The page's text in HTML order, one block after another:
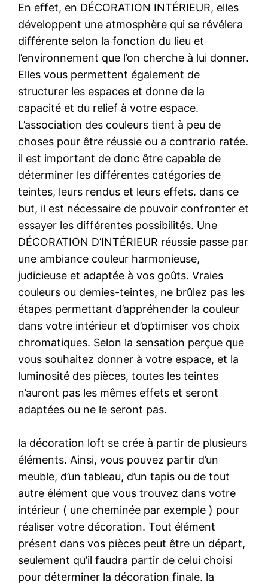
En effet, en DÉCORATION INTÉRIEUR, elles
développent une atmosphère qui se révélera
différente selon la fonction du lieu et
l’environnement que l’on cherche à lui donner.
Elles vous permettent également de
structurer les espaces et donne de la
capacité et du relief à votre espace.
L’association des couleurs tient à peu de
choses pour être réussie ou a contrario ratée.
il est important de donc être capable de
déterminer les différentes catégories de
teintes, leurs rendus et leurs effets. dans ce
but, il est nécessaire de pouvoir confronter et
essayer les différentes possibilités. Une
DÉCORATION D’INTÉRIEUR réussie passe par
une ambiance couleur harmonieuse,
judicieuse et adaptée à vos goûts. Vraies
couleurs ou demies-teintes, ne brûlez pas les
étapes permettant d’appréhender la couleur
dans votre intérieur et d’optimiser vos choix
chromatiques. Selon la sensation perçue que
vous souhaitez donner à votre espace, et la
luminosité des pièces, toutes les teintes
n’auront pas les mêmes effets et seront
adaptées ou ne le seront pas.
la décoration loft se crée à partir de plusieurs
éléments. Ainsi, vous pouvez partir d’un
meuble, d’un tableau, d’un tapis ou de tout
autre élément que vous trouvez dans votre
intérieur ( une cheminée par exemple ) pour
réaliser votre décoration. Tout élément
présent dans vos pièces peut être un départ,
seulement qu’il faudra partir de celui choisi
pour déterminer la décoration finale. la